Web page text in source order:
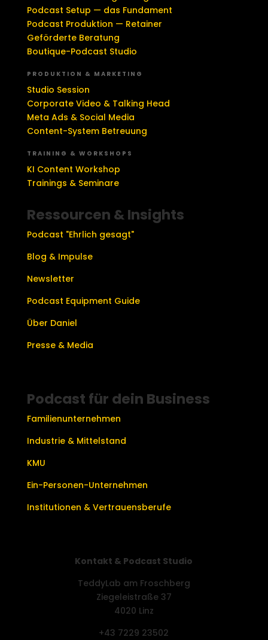
Podcast Setup — das Fundament
Podcast Produktion — Retainer
Geförderte Beratung
Boutique-Podcast Studio
PRODUKTION & MARKETING
Studio Session
Corporate Video & Talking Head
Meta Ads & Social Media
Content-System Betreuung
TRAINING & WORKSHOPS
KI Content Workshop
Trainings & Seminare
Ressourcen & Insights
Podcast "Ehrlich gesagt"
Blog & Impulse
Newsletter
Podcast Equipment Guide
Über Daniel
Presse & Media
Podcast für dein Business
Familienunternehmen
Industrie & Mittelstand
KMU
Ein-Personen-Unternehmen
Institutionen & Vertrauensberufe
Kontakt & Podcast Studio
TeddyLab am Froschberg
Ziegeleistraße 37
4020 Linz
+43 7229 23502